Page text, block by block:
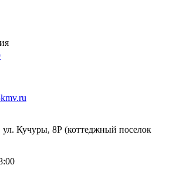
ул. Кучуры, 8Р (коттеджный поселок